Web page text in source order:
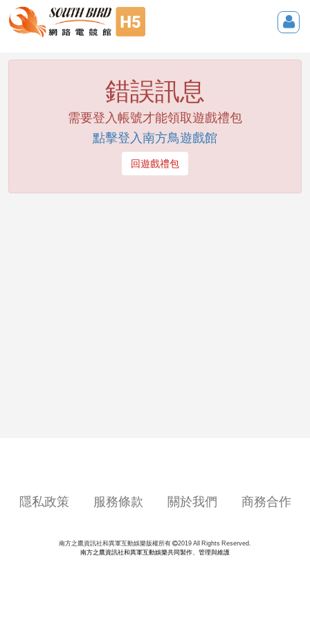
錯誤訊息
需要登入帳號才能領取遊戲禮包
點擊登入南方鳥遊戲館
回遊戲禮包
隱私政策 服務條款 關於我們 商務合作
南方之鷹資訊社和異軍互動娛樂共同製作、管理與維護